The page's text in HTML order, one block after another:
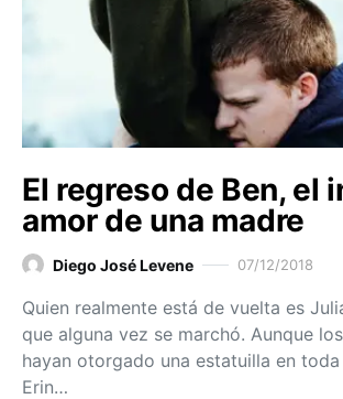
El regreso de Ben, el
amor de una madre
Diego José Levene 07/12/2018
Quien realmente está de vuelta es
que alguna vez se marchó. Aunque
hayan otorgado una estatuilla en
Erin…